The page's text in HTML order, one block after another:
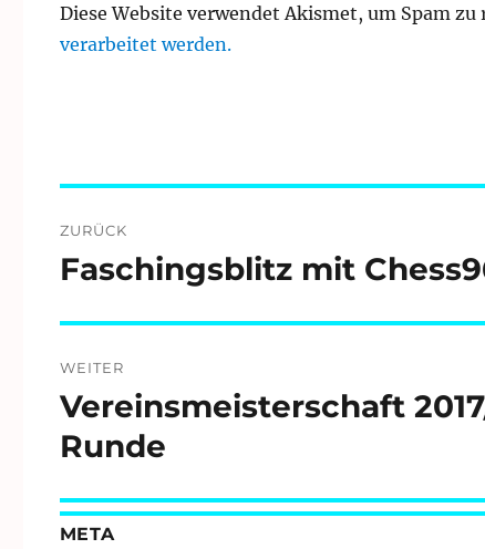
Diese Website verwendet Akismet, um Spam zu
verarbeitet werden.
ZURÜCK
Vorheriger
Faschingsblitz mit
WEITER
Nächster
Beitrag:
Vereinsmeisterschaft
Runde
META